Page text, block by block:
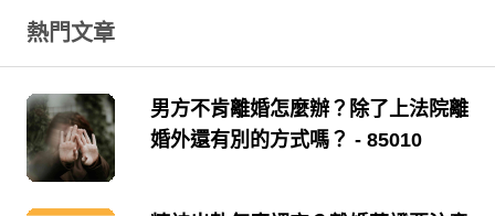
熱門文章
男方不肯離婚怎麼辦？除了上法院離
婚外還有別的方式嗎？ - 85010